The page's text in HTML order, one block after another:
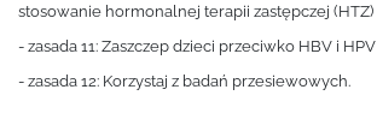
stosowanie hormonalnej terapii zastępczej (HTZ)
- zasada 11: Zaszczep dzieci przeciwko HBV i HPV
- zasada 12: Korzystaj z badań przesiewowych.